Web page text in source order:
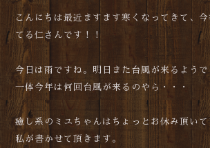
こんにちは最近ますます寒くなってきて、
てる仁さんです！！
今日は雨ですね。明日また台風が来るようで
一体今年は何回台風が来るのやら・・・
癒し系のミユちゃんはちょっとお休み頂い
私が書かせて頂きます。